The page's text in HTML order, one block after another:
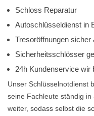
Schloss Reparatur
Autoschlüsseldienst in
Tresoröffnungen sicher
Sicherheitsschlösser
24h Kundenservice wir
Unser Schlüsselnotdienst
seine Fachleute ständig
weiter, sodass selbst die